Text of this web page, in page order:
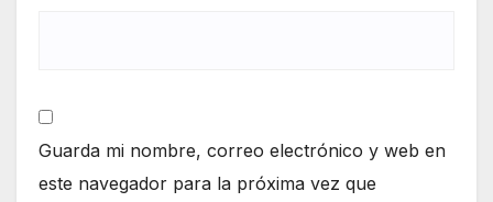
Guarda mi nombre, correo electrónico y web en
este navegador para la próxima vez que